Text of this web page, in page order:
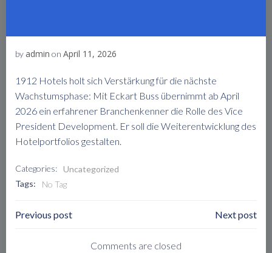
by admin on April 11, 2026
1912 Hotels holt sich Verstärkung für die nächste
Wachstumsphase: Mit Eckart Buss übernimmt ab April
2026 ein erfahrener Branchenkenner die Rolle des Vice
President Development. Er soll die Weiterentwicklung des
Hotelportfolios gestalten.
Categories: Uncategorized
Tags:
No Tag
Post
Navigation
Previous post
Navigation
Next post
Comments are closed